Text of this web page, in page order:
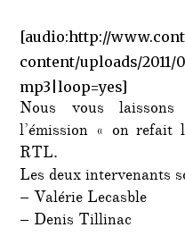
[audio:http://
content/uploads/
mp3|loop=yes]
Nous vous
l’émission « on
RTL.
Les deux intervenants
– Valérie Lecasble
– Denis Tillinac